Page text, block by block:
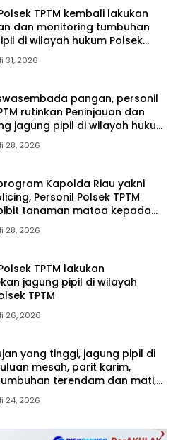
TPTM kembali lakukan
dan monitoring tumbuhan
di wilayah hukum Polsek
31, 2026
rutinkan Peninjauan dan
jagung pipil di wilayah hukum
28, 2026
Kapolda Riau yakni
Personil Polsek TPTM
tanaman matoa kepada
28, 2026
TPTM lakukan
jagung pipil di wilayah
TPTM
26, 2026
yang tinggi, jagung pipil di
parit karim,
terendam dan mati,
gerak cepat turun
meninjau kelapangan
24, 2026